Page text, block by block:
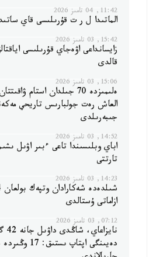
11:42, 04 تامىز 2026
الماتىدا ل ر ت قۇرىلىسى قاي
15:42, 03 تامىز 2026
زايسانداعى اۋەجاي قۇرىلىسى
قالدى
15:06, 03 تامىز 2026
ەلىمىزدە 70 جىلدان استام
العاش رەت جولبارىس تاريحي
جىبەرىلدى
14:52, 03 تامىز 2026
اباي وبلىسىندا تاعى ءبىر اۋىل
تارتتى
14:23, 03 تامىز 2026
ازاماتى ۇستالدى
07:12, 03 تامىز 2026
دەيىنگى اپتاپ